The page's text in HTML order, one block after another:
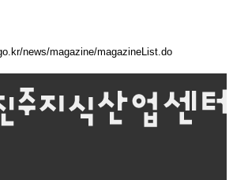
news/magazine/magazineList.do